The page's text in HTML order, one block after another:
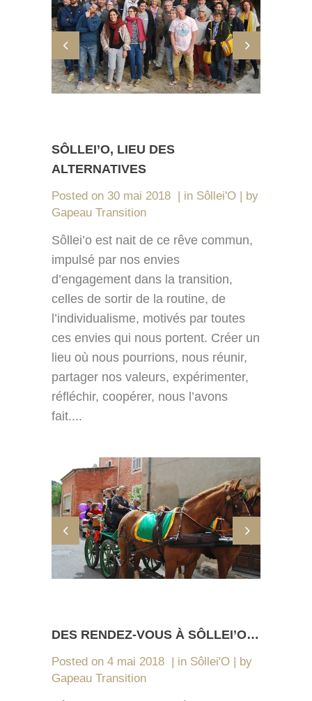
SÔLLEI’O, LIEU DES
ALTERNATIVES
Posted on 30 mai 2018 in Sôllei'O
by
Gapeau Transition
Sôllei’o est nait de ce rêve commun,
impulsé par nos envies
d’engagement dans la transition,
celles de sortir de la routine, de
l’individualisme, motivés par toutes
ces envies qui nous portent. Créer un
lieu où nous pourrions, nous réunir,
partager nos valeurs, expérimenter,
réfléchir, coopérer, nous l’avons
fait....
DES RENDEZ-VOUS À SÔLLEI’O…
Posted on 4 mai 2018 in Sôllei'O
by
Gapeau Transition